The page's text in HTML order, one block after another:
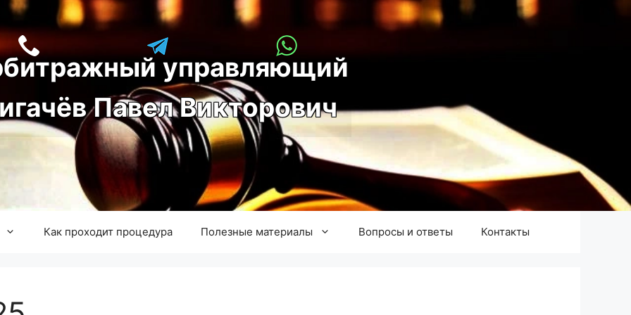
управляющий
игачёв Павел Викторович
Как проходит процедура Полезные материалы Вопросы и ответы Контакты